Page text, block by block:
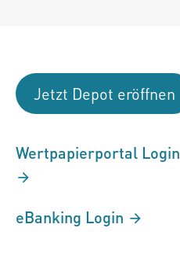
Jetzt Depot eröffnen
Wertpapierportal Login
eBanking Login